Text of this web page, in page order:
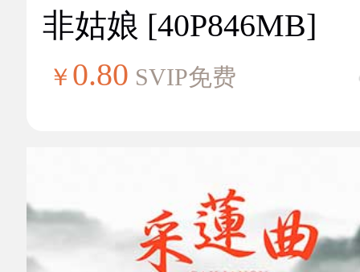
非姑娘 [40P846MB]
￥ 0.80 SVIP免费